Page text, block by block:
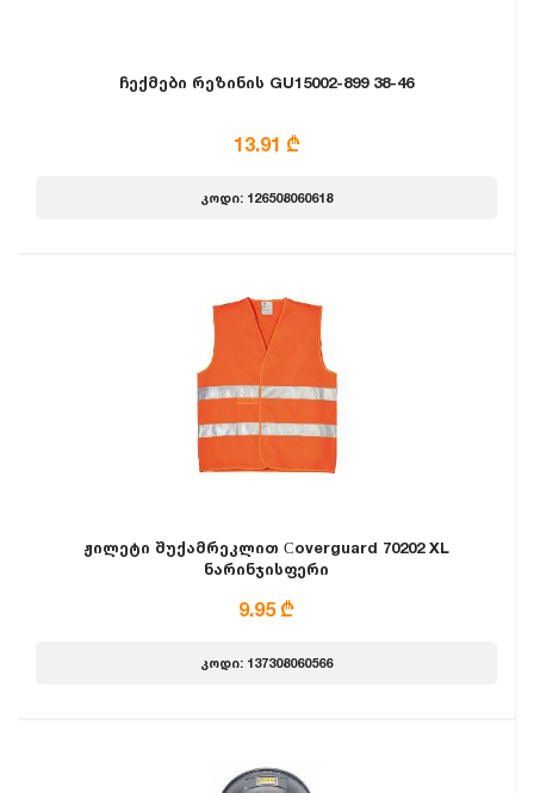
ჩექმები რეზინის GU15002-899 38-46
13.91 ₾
კოდი: 126508060618
ჟილეტი შუქამრეკლით Сoverguard 70202 XL
ნარინჯისფერი
9.95 ₾
კოდი: 137308060566